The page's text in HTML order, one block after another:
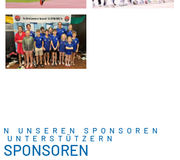
UNSEREN SPONSOREN
UNTERSTÜTZERN
SPONSOREN